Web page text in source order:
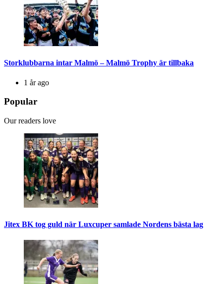
Storklubbarna intar Malmö – Malmö Trophy är tillbaka
1 år ago
Popular
Our readers love
Jitex BK tog guld när Luxcuper samlade Nordens bästa lag